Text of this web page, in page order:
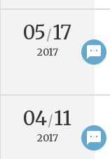
sms
05/17
2017 keyboard_arrow_right
sms
04/11
2017 keyboard_arrow_right